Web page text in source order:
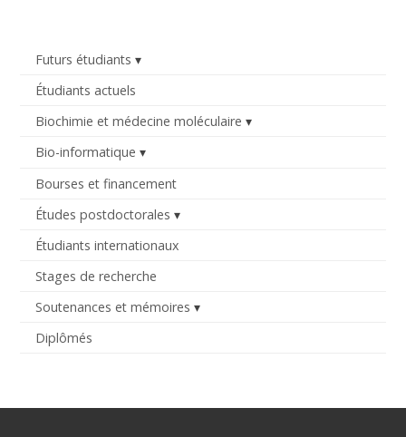
Futurs étudiants
Étudiants actuels
Biochimie et médecine moléculaire
Bio-informatique
Bourses et financement
Études postdoctorales
Étudiants internationaux
Stages de recherche
Soutenances et mémoires
Diplômés